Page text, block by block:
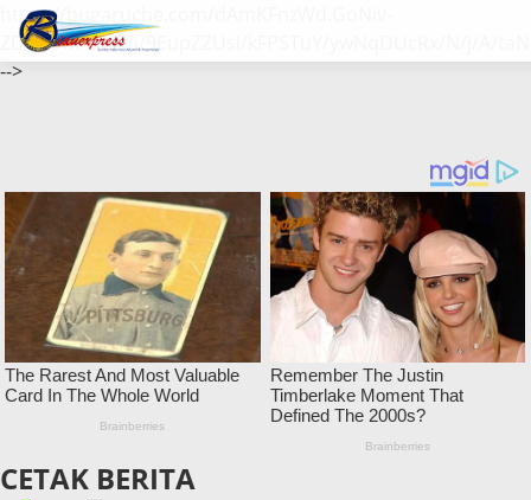
https://bugaruche.com/dAmKFnzWd.GoNiv-
ZDGvUM/DeFm/9EupZZUsl/kFPSTuY/ywNqDUcRx/N/j/A/
-->
CETAK BERITA